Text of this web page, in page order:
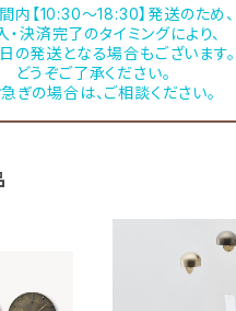
内【10:30～18:30】発送のため、
・決済完了のタイミングにより、
の発送となる場合もございます。
どうぞご了承ください。
ぎの場合は、ご相談ください。